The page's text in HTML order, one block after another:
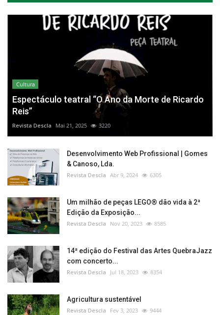
Cultura
Espectáculo teatral “O Ano da Morte de Ricardo
Reis”
Revista Descla Mai 21, 2025 3220
Desenvolvimento Web Profissional | Gomes
& Canoso, Lda.
Revista Descla Abr 9, 2024 6305
Um milhão de peças LEGO® dão vida à 2ª
Edição da Exposição...
Revista Descla Nov 20, 2023 8585
14ª edição do Festival das Artes QuebraJazz
com concerto...
Revista Descla Jul 18, 2023 8354
Agricultura sustentável
Revista Descla Fev 3, 2023 9444